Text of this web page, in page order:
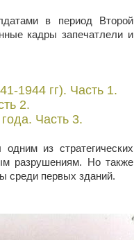
в период Второй
кадры запечатлели и
1944 гг). Часть 1.
2.
Часть 3.
из стратегических
разрушениям. Но также
среди первых зданий.